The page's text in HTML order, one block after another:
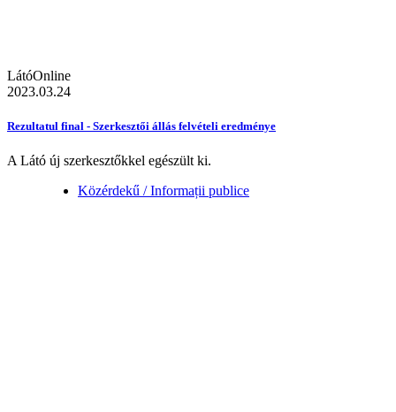
LátóOnline
2023.03.24
Rezultatul final - Szerkesztői állás felvételi eredménye
A Látó új szerkesztőkkel egészült ki.
Közérdekű / Informații publice